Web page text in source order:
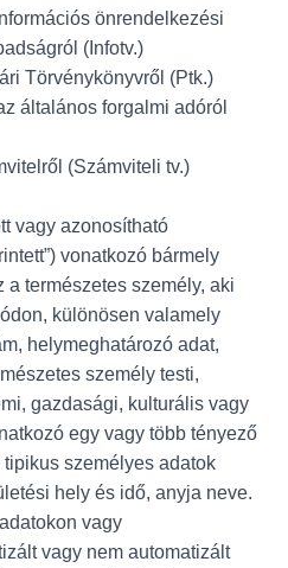
önrendelkezési
(Infotv.)
Törvénykönyvről (Ptk.)
általános forgalmi adóról
(Számviteli tv.)
vagy azonosítható
vonatkozó bármely
természetes személy, aki
különösen valamely
helymeghatározó adat,
személy testi,
gazdasági, kulturális vagy
egy vagy több tényező
személyes adatok
hely és idő, anyja neve.
vagy
vagy nem automatizált